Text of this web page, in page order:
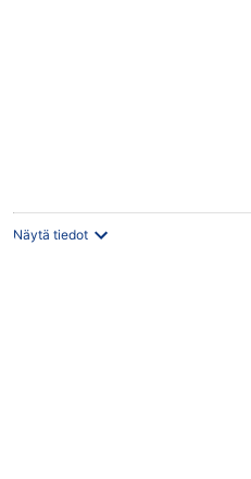
Näytä tiedot